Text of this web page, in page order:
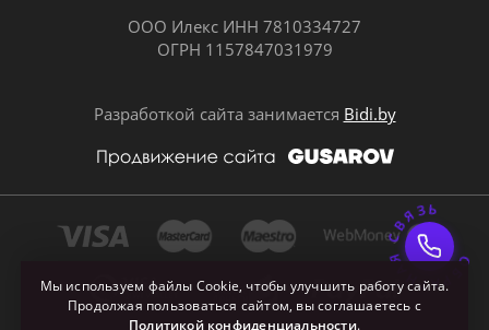
ООО Илекс ИНН 7810334727
ОГРН 1157847031979
Разработкой сайта занимается Bidi.by
Мы используем файлы Cookie, чтобы улучшить работу сайта.
Продолжая пользоваться сайтом, вы соглашаетесь с
Политикой конфиденциальности.
Почта ОБРАТНАЯ